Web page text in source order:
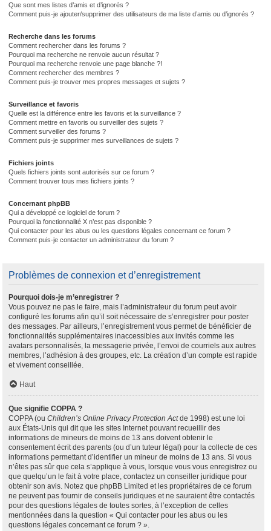
Que sont mes listes d’amis et d’ignorés ?
Comment puis-je ajouter/supprimer des utilisateurs de ma liste d’amis ou d’ignorés ?
Recherche dans les forums
Comment rechercher dans les forums ?
Pourquoi ma recherche ne renvoie aucun résultat ?
Pourquoi ma recherche renvoie une page blanche ?!
Comment rechercher des membres ?
Comment puis-je trouver mes propres messages et sujets ?
Surveillance et favoris
Quelle est la différence entre les favoris et la surveillance ?
Comment mettre en favoris ou surveiller des sujets ?
Comment surveiller des forums ?
Comment puis-je supprimer mes surveillances de sujets ?
Fichiers joints
Quels fichiers joints sont autorisés sur ce forum ?
Comment trouver tous mes fichiers joints ?
Concernant phpBB
Qui a développé ce logiciel de forum ?
Pourquoi la fonctionnalité X n’est pas disponible ?
Qui contacter pour les abus ou les questions légales concernant ce forum ?
Comment puis-je contacter un administrateur du forum ?
Problèmes de connexion et d’enregistrement
Pourquoi dois-je m’enregistrer ?
Vous pouvez ne pas le faire, mais l’administrateur du forum peut avoir
configuré les forums afin qu’il soit nécessaire de s’enregistrer pour poster
des messages. Par ailleurs, l’enregistrement vous permet de bénéficier de
fonctionnalités supplémentaires inaccessibles aux invités comme les
avatars personnalisés, la messagerie privée, l’envoi de courriels aux autres
membres, l’adhésion à des groupes, etc. La création d’un compte est rapide
et vivement conseillée.
Haut
Que signifie COPPA ?
COPPA (ou Children’s Online Privacy Protection Actde 1998) est une loi
aux États-Unis qui dit que les sites Internet pouvant recueillir des
informations de mineurs de moins de 13 ans doivent obtenir le
consentement écrit des parents (ou d’un tuteur légal) pour la collecte de ces
informations permettant d’identifier un mineur de moins de 13 ans. Si vous
n’êtes pas sûr que cela s’applique à vous, lorsque vous vous enregistrez ou
que quelqu’un le fait à votre place, contactez un conseiller juridique pour
obtenir son avis. Notez que phpBB Limited et les propriétaires de ce forum
ne peuvent pas fournir de conseils juridiques et ne sauraient être contactés
pour des questions légales de toutes sortes, à l’exception de celles
mentionnées dans la question « Qui contacter pour les abus ou les
questions légales concernant ce forum ? ».